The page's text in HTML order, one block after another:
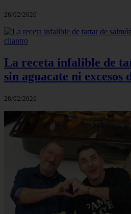
28/02/2026
La receta infalible de
sin aguacate ni excesos
28/02/2026